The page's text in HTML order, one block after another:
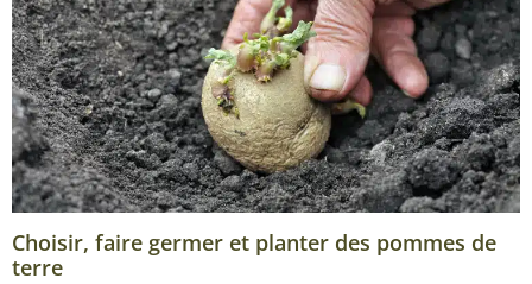
Choisir, faire germer et planter des pommes de
terre